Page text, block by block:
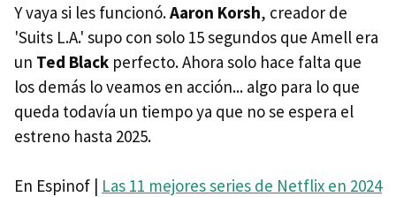
Y vaya si les funcionó.Aaron Korsh, creador de
'Suits L.A.' supo con solo 15 segundos que Amell era
un Ted Black perfecto. Ahora solo hace falta que
los demás lo veamos en acción... algo para lo que
queda todavía un tiempo ya que no se espera el
estreno hasta 2025.
En Espinof | Las 11 mejores series de Netflix en 2024